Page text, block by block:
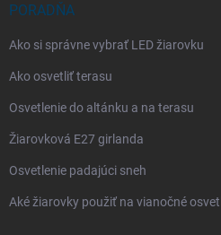
PORADŇA
Ako si správne vybrať LED žiarovku
Ako osvetliť terasu
Osvetlenie do altánku a na terasu
Žiarovková E27 girlanda
Osvetlenie padajúci sneh
Aké žiarovky použiť na vianočné